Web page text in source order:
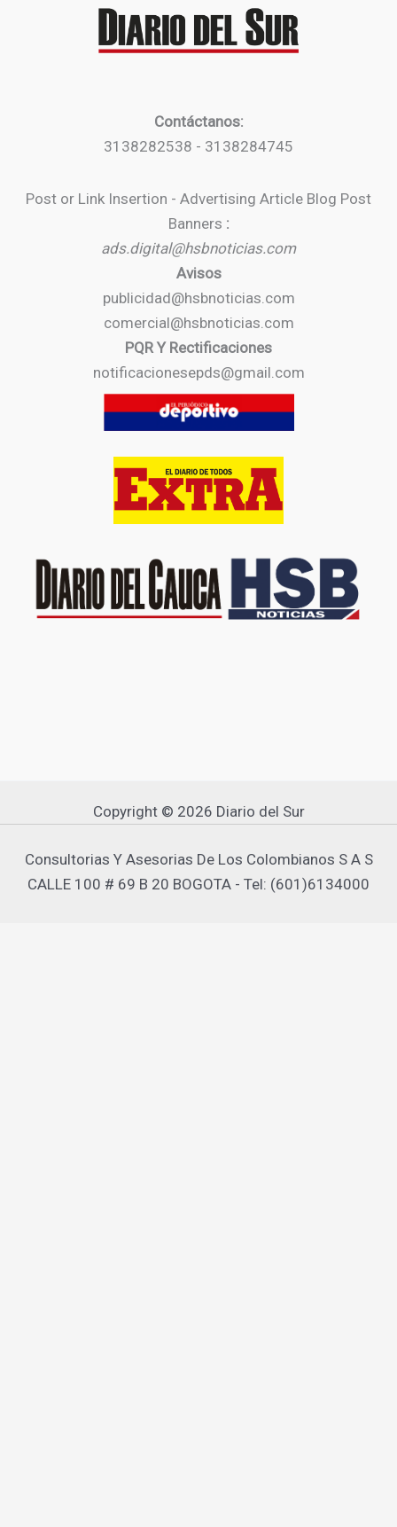
Contáctanos:
3138282538 - 3138284745
Post or Link Insertion - Advertising Article Blog Post
Banners :
ads.digital@hsbnoticias.com
Avisos
publicidad@hsbnoticias.com
comercial@hsbnoticias.com
PQR Y Rectificaciones
notificacionesepds@gmail.com
Copyright © 2026 Diario del Sur
Consultorias Y Asesorias De Los Colombianos S A S
CALLE 100 # 69 B 20 BOGOTA - Tel: (601)6134000